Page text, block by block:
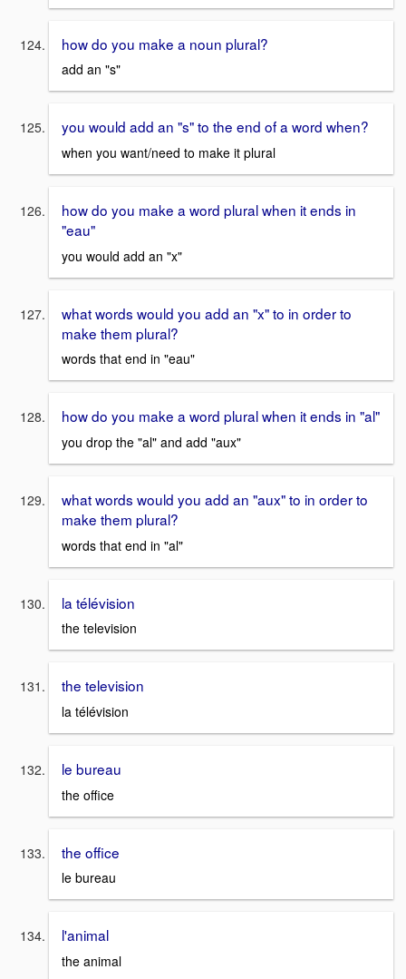
how do you make a noun plural?
add an "s"
you would add an "s" to the end of a word when?
when you want/need to make it plural
how do you make a word plural when it ends in
"eau"
you would add an "x"
what words would you add an "x" to in order to
make them plural?
words that end in "eau"
how do you make a word plural when it ends in "al"
you drop the "al" and add "aux"
what words would you add an "aux" to in order to
make them plural?
words that end in "al"
la télévision
the television
the television
la télévision
le bureau
the office
the office
le bureau
l'animal
the animal